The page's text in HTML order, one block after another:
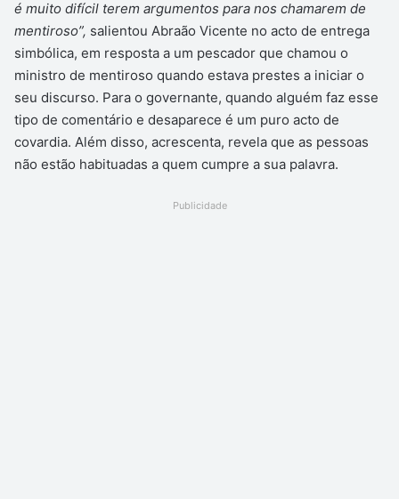
é muito difícil terem argumentos para nos chamarem de
mentiroso”, salientou Abraão Vicente no acto de entrega
simbólica, em resposta a um pescador que chamou o
ministro de mentiroso quando estava prestes a iniciar o
seu discurso. Para o governante, quando alguém faz esse
tipo de comentário e desaparece é um puro acto de
covardia. Além disso, acrescenta, revela que as pessoas
não estão habituadas a quem cumpre a sua palavra.
Publicidade